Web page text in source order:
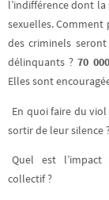
l’indifférence dont la
sexuelles.
des criminels
délinquants ?70
Elles sont
En quoi faire du
sortir de leur silence
Quel est l’impact
collectif ?